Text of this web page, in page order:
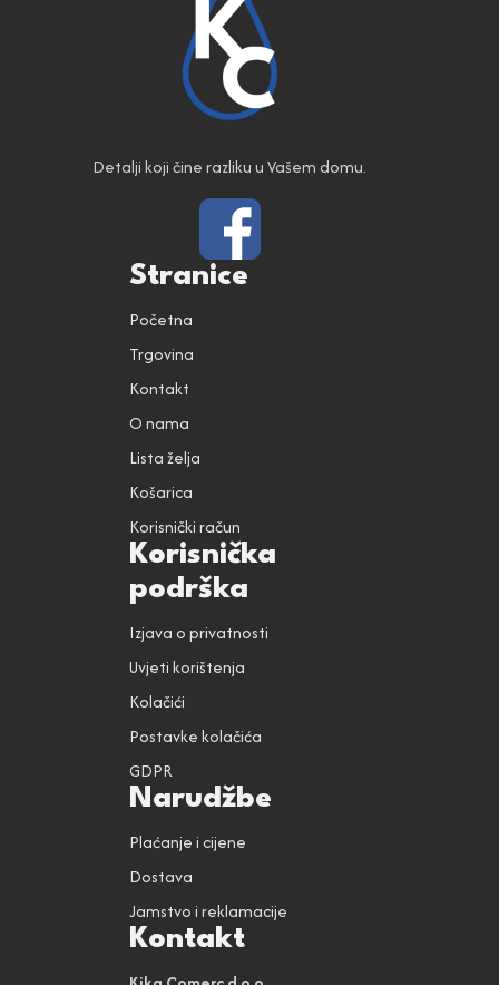
Detalji koji čine razliku u Vašem domu.
Stranice
Početna
Trgovina
Kontakt
O nama
Lista želja
Košarica
Korisnički račun
Korisnička
podrška
Izjava o privatnosti
Uvjeti korištenja
Kolačići
Postavke kolačića
GDPR
Narudžbe
Plaćanje i cijene
Dostava
Jamstvo i reklamacije
Kontakt